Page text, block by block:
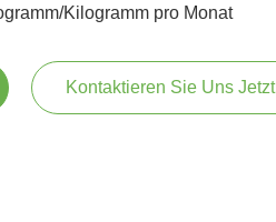
Kilogramm pro Monat
Kontaktieren Sie Uns Jetzt